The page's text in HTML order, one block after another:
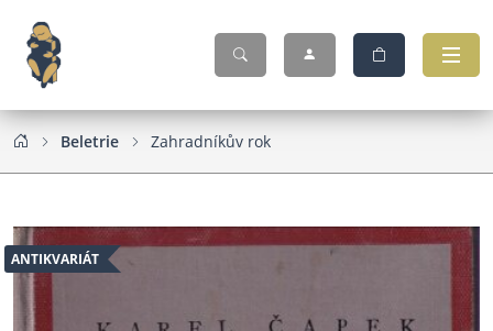
Beletrie Zahradníkův rok
ANTIKVARIÁT